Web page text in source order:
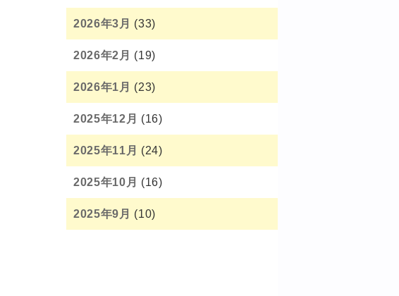
2026年3月 (33)
2026年2月 (19)
2026年1月 (23)
2025年12月 (16)
2025年11月 (24)
2025年10月 (16)
2025年9月 (10)